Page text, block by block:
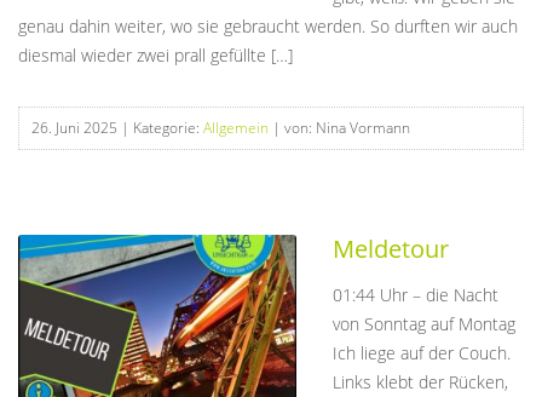
genau dahin weiter, wo sie gebraucht werden. So durften wir auch
diesmal wieder zwei prall gefüllte […]
26. Juni 2025 | Kategorie: Allgemein | von: Nina Vormann
Meldetour
01:44 Uhr – die Nacht
von Sonntag auf Montag
Ich liege auf der Couch.
Links klebt der Rücken,